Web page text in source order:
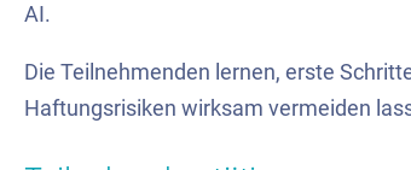
AI.
Die Teilnehmenden lernen, erste
Haftungsrisiken wirksam vermeiden